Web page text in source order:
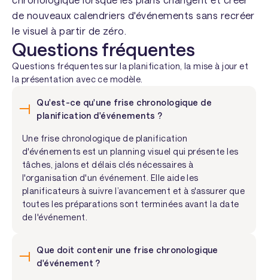
de nouveaux calendriers d'événements sans recréer
le visuel à partir de zéro.
Questions fréquentes
Questions fréquentes sur la planification, la mise à jour et
la présentation avec ce modèle.
Qu'est-ce qu'une frise chronologique de
planification d'événements ?
Une frise chronologique de planification
d'événements est un planning visuel qui présente les
tâches, jalons et délais clés nécessaires à
l'organisation d'un événement. Elle aide les
planificateurs à suivre l’avancement et à s'assurer que
toutes les préparations sont terminées avant la date
de l'événement.
Que doit contenir une frise chronologique
d'événement ?